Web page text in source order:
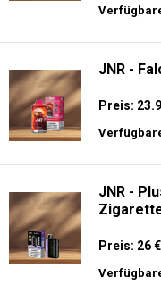
JNR -
Preis:
JNR -
Preis: 26 €